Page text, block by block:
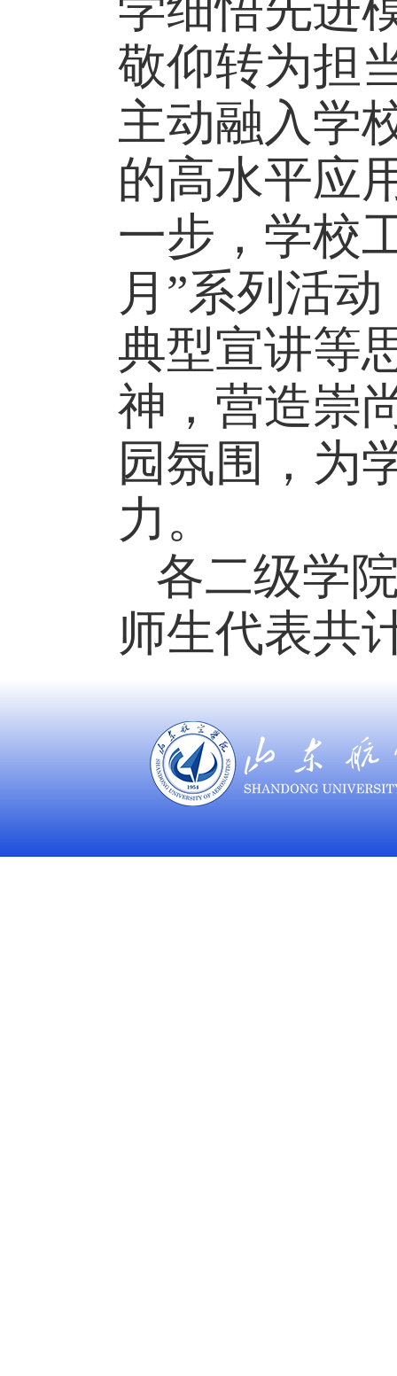
敬仰转为担
主动融入学
的高水平应
一步，学校
月”系列活
典型宣讲等
神，营造崇
园氛围，为
力。
各二级学
师生代表共